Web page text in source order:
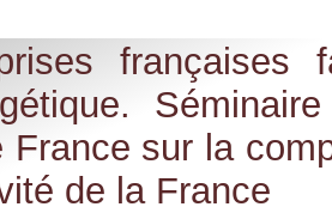
françaises
France sur la
de la France